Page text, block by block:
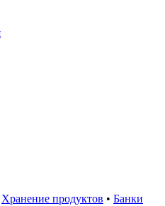
Хранение продуктов • Банки